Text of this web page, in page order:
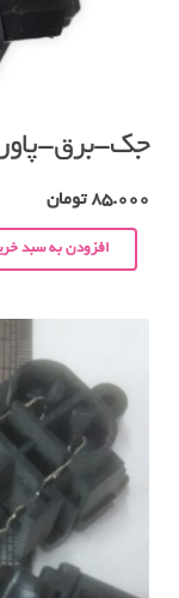
جک-برق-
85.000 تومان
افزودن به سبد